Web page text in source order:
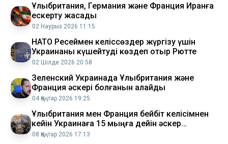
Ұлыбритания, Германия және Франция Иранға
ескерту жасады
02 Наурыз 2026 11:15
НАТО Ресеймен келіссөздер жүргізу үшін
Украинаны күшейтуді көздеп отыр Рютте
02 Шілде 2026 20:58
Зеленский Украинада Ұлыбритания және
Франция әскері болғанын қалайды
04 Қаңтар 2026 19:25
Ұлыбритания мен Франция бейбіт келісімнен
кейін Украинаға 15 мыңға дейін әскер
жібермек
08 Қаңтар 2026 17:13